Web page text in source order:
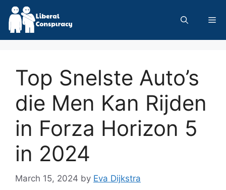
Skip
content
Top Snelste Auto’s
die Men Kan Rijden
in Forza Horizon 5
in 2024
March 15, 2024 by Eva Dijkstra